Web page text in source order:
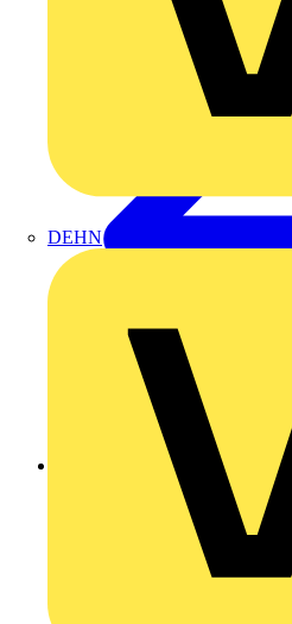
DEHN
Zurück zu Produkte